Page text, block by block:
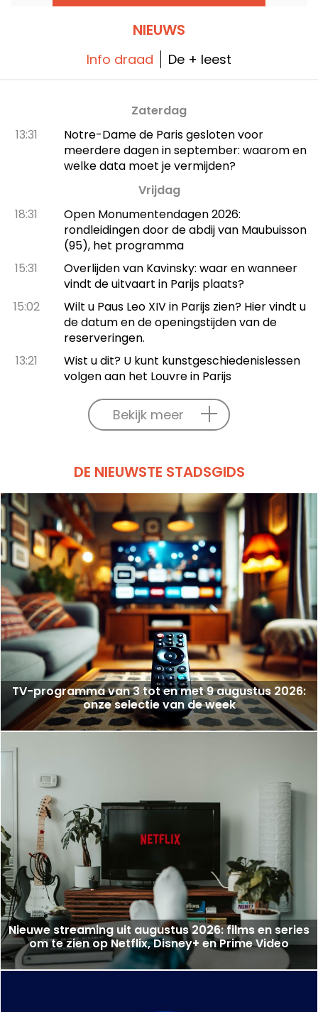
NIEUWS
Info draad De + leest
Zaterdag
13:31
Notre-Dame de Paris gesloten voor
meerdere dagen in september: waarom en
welke data moet je vermijden?
Vrijdag
18:31
Open Monumentendagen 2026:
rondleidingen door de abdij van Maubuisson
(95), het programma
15:31
Overlijden van Kavinsky: waar en wanneer
vindt de uitvaart in Parijs plaats?
15:02
Wilt u Paus Leo XIV in Parijs zien? Hier vindt u
de datum en de openingstijden van de
reserveringen.
13:21
Wist u dit? U kunt kunstgeschiedenislessen
volgen aan het Louvre in Parijs
Bekijk meer
DE NIEUWSTE STADSGIDS
TV-programma van 3 tot en met 9 augustus 2026:
onze selectie van de week
Nieuwe streaming uit augustus 2026: films en series
om te zien op Netflix, Disney+ en Prime Video